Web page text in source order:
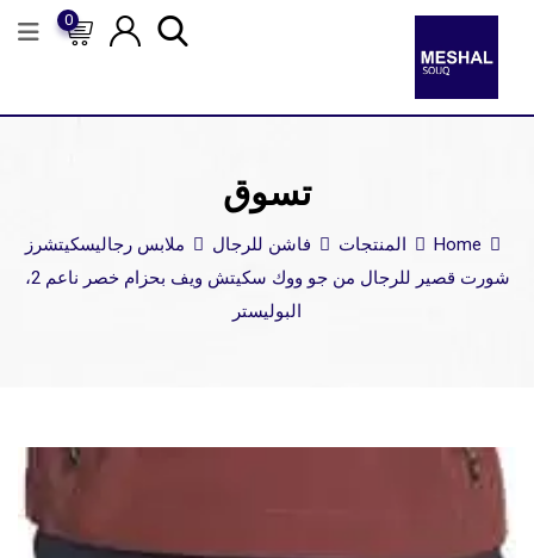
0
تسوق
Home المنتجات فاشن للرجال ملابس رجاليسكيتشرز
شورت قصير للرجال من جو ووك سكيتش ويف بحزام خصر ناعم 2،
البوليستر